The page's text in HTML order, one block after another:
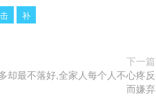
补
下一篇
却最不落好,全家人每个人不心疼反
而嫌弃